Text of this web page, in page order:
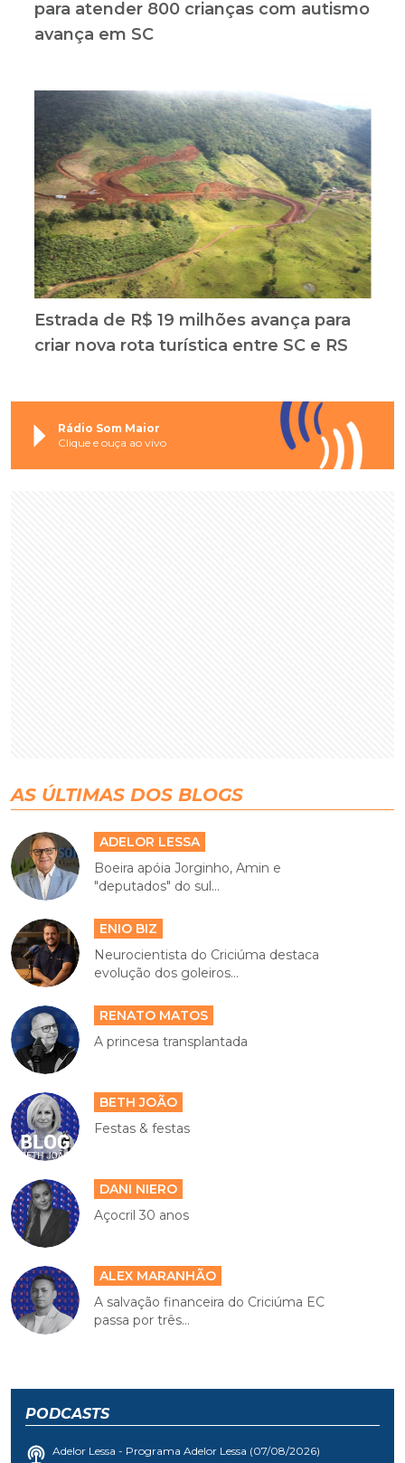
para atender 800 crianças com autismo
avança em SC
Estrada de R$ 19 milhões avança para
criar nova rota turística entre SC e RS
Rádio Som Maior
Clique e ouça ao vivo
AS ÚLTIMAS DOS BLOGS
ADELOR LESSA
Boeira apóia Jorginho, Amin e
"deputados" do sul...
ENIO BIZ
Neurocientista do Criciúma destaca
evolução dos goleiros...
RENATO MATOS
A princesa transplantada
BETH JOÃO
Festas & festas
DANI NIERO
Açocril 30 anos
ALEX MARANHÃO
A salvação financeira do Criciúma EC
passa por três...
PODCASTS
Adelor Lessa - Programa Adelor Lessa (07/08/2026)